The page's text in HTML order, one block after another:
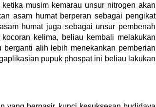
musim kemarau unsur nitrogen akan
asam humat berperan sebagai pengikat
humat juga sebagai unsur pembenah
kelima, beliau kembali melakukan
alih lebih menekankan pemberian
pupuk phospat ini beliau lakukan